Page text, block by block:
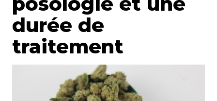
Juridique
Mot de l'éditeur
durée de
traitement